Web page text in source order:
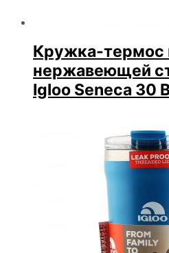
Кружка-термос
нержавеющей
Igloo Seneca 30